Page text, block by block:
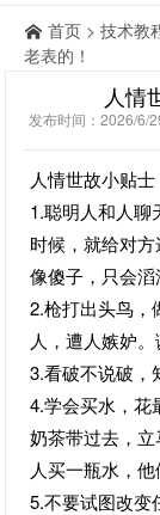
首页 > 技术教
老表的！
人情
发布时间：2026/6/
人情世故小贴士
1.聪明人和人聊
时候，就给对
像傻子，只会滔
2.枪打出头鸟，
人，遭人嫉妒
3.看破不说破，
4.学会买水，花
奶茶带过去，
人买一瓶水，
5.不要试图改变